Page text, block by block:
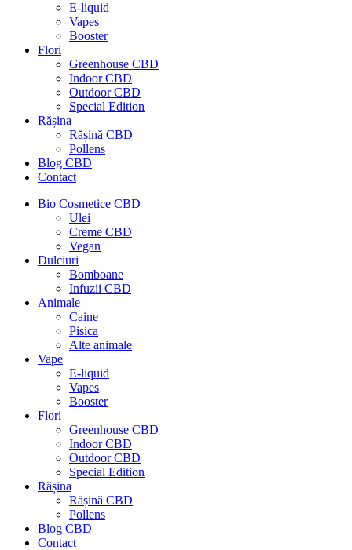
E-liquid
Vapes
Booster
Flori
Greenhouse CBD
Indoor CBD
Outdoor CBD
Special Edition
Rășina
Rășină CBD
Pollens
Blog CBD
Contact
Bio Cosmetice CBD
Ulei
Creme CBD
Vegan
Dulciuri
Bomboane
Infuzii CBD
Animale
Caine
Pisica
Alte animale
Vape
E-liquid
Vapes
Booster
Flori
Greenhouse CBD
Indoor CBD
Outdoor CBD
Special Edition
Rășina
Rășină CBD
Pollens
Blog CBD
Contact